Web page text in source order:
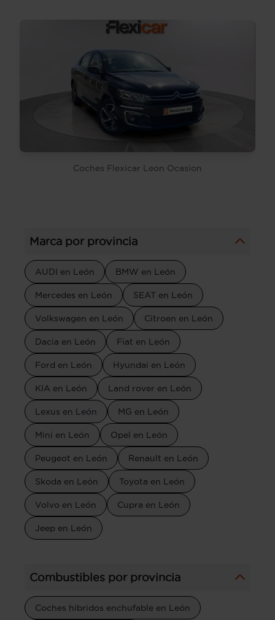
Coches Flexicar Leon Ocasion
Marca por provincia
AUDI en León BMW en León
Mercedes en León SEAT en León
Volkswagen en León Citroen en León
Dacia en León Fiat en León
Ford en León Hyundai en León
KIA en León Land rover en León
Lexus en León MG en León
Mini en León Opel en León
Peugeot en León Renault en León
Skoda en León Toyota en León
Volvo en León Cupra en León
Jeep en León
Combustibles por provincia
Coches hibridos enchufable en León